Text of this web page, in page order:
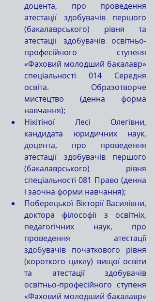
доцента, про проведення
атестації здобувачів першого
(бакалаврського) рівня та
атестації здобувачів освітньо-
професійного ступеня
«Фаховий молодший бакалавр»
спеціальності 014 Середня
освіта. Образотворче
мистецтво (денна форма
навчання);
Нікітіної Лесі Олегівни,
кандидата юридичних наук,
доцента, про проведення
атестації здобувачів першого
(бакалаврського) рівня
спеціальності 081 Право (денна
і заочна форми навчання);
Поберецької Вікторії Василівни,
доктора філософії з освітніх,
педагогічних наук, про
проведення атестації
здобувачів початкового рівня
(короткого циклу) вищої освіти
та атестації здобувачів
освітньо-професійного ступеня
«Фаховий молодший бакалавр»